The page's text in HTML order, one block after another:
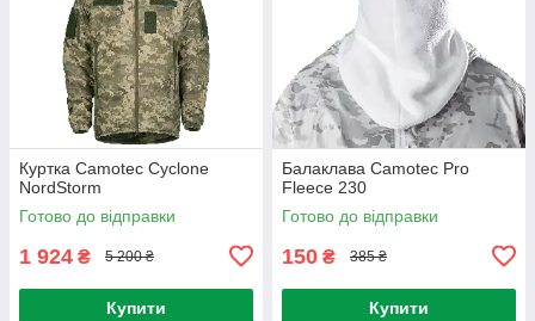
Куртка Camotec Cyclone
NordStorm
Готово до відправки
1 924 ₴ 5 200 ₴
Купити
Балаклава Camotec Pro
Fleece 230
Готово до відправки
150 ₴ 385 ₴
Купити